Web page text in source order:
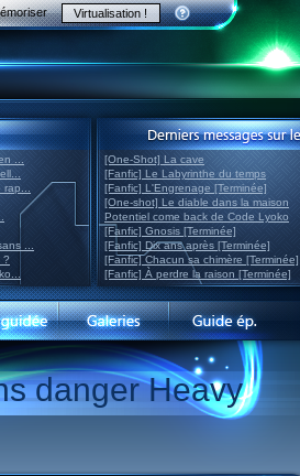
...
...
?
[One-Shot] La cave
[Fanfic] Le Labyrinthe du temps
[Fanfic] L'Engrenage [Terminée]
[One-shot] Le diable dans la maison
Potentiel come back de Code Lyoko
[Fanfic] Gnosis [Terminée]
[Fanfic] Dix ans après [Terminée]
[Fanfic] Chacun sa chimère [Terminée]
[Fanfic] À perdre la raison [Terminée]
danger Heavy